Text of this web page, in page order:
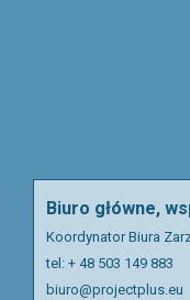
Biuro główne,
Koordynator Biura
tel: + 48 503 149 883
biuro@projectplus.eu